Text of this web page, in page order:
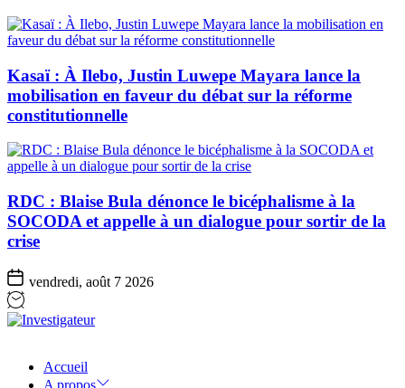
Kasaï : À Ilebo, Justin Luwepe Mayara lance la
mobilisation en faveur du débat sur la réforme
constitutionnelle
RDC : Blaise Bula dénonce le bicéphalisme à la
SOCODA et appelle à un dialogue pour sortir de la
crise
vendredi, août 7 2026
Accueil
A propos